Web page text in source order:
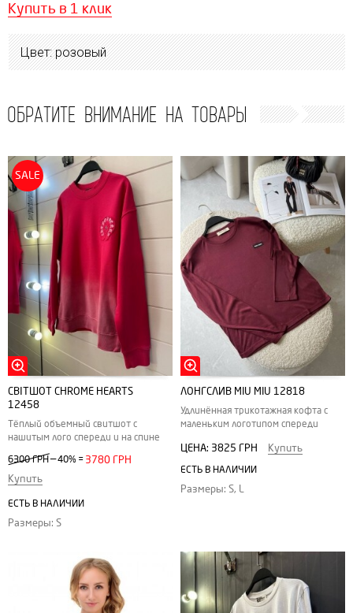
Купить в 1 клик
Цвет: розовый
ОБРАТИТЕ ВНИМАНИЕ НА ТОВАРЫ
SALE
СВІТШОТ CHROME HEARTS
12458
Тёплый объемный свитшот с
нашитым лого спереди и на спине
6300 ГРН—40% = 3780 ГРН
Купить
ЕСТЬ В НАЛИЧИИ
Размеры: S
ЛОНГСЛИВ MIU MIU 12818
Удлинённая трикотажная кофта с
маленьким логотипом спереди
ЦЕНА: 3825 ГРН Купить
ЕСТЬ В НАЛИЧИИ
Размеры: S, L